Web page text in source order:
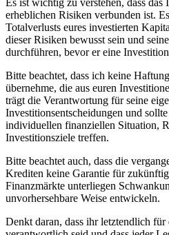
erheblichen Risiken verbunden ist.
Totalverlusts eures investierten
dieser Risiken bewusst sein und
durchführen, bevor er eine
Bitte beachtet, dass ich keine
übernehme, die aus euren
trägt die Verantwortung für seine
Investitionsentscheidungen und
individuellen finanziellen Situation,
Investitionsziele treffen.
Bitte beachtet auch, dass die
Krediten keine Garantie für
Finanzmärkte unterliegen
unvorhersehbare Weise entwickeln.
Denkt daran, dass ihr letztendlich für